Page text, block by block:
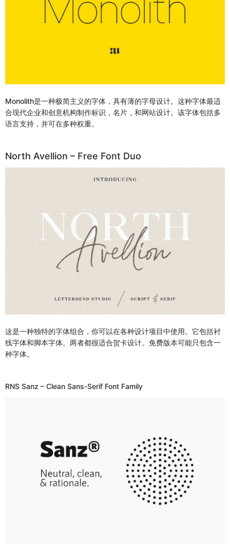
Monolith是一种极简主义的字体，具有薄的字母设计。这种字体最适
合现代企业和创意机构制作标识，名片，和网站设计。该字体包括多
语言支持，并可在多种权重。
North Avellion – Free Font Duo
这是一种独特的字体组合，你可以在各种设计项目中使用。它包括衬
线字体和脚本字体。两者都很适合贺卡设计。免费版本可能只包含一
种字体。
RNS Sanz – Clean Sans-Serif Font Family